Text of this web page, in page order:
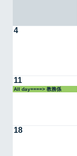
4
11
All day====> 教務係
18